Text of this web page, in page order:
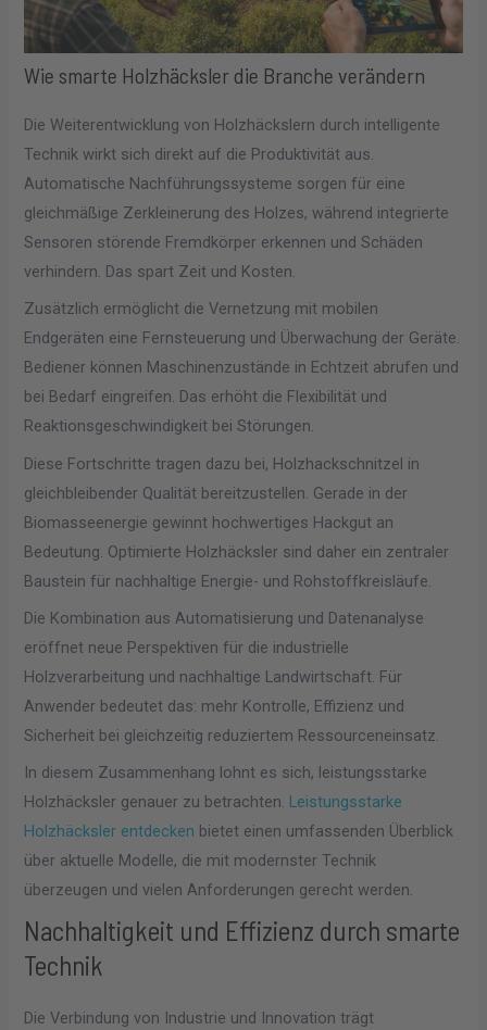
Wie smarte Holzhäcksler die Branche verändern
Die Weiterentwicklung von Holzhäckslern durch intelligente
Technik wirkt sich direkt auf die Produktivität aus.
Automatische Nachführungssysteme sorgen für eine
gleichmäßige Zerkleinerung des Holzes, während integrierte
Sensoren störende Fremdkörper erkennen und Schäden
verhindern. Das spart Zeit und Kosten.
Zusätzlich ermöglicht die Vernetzung mit mobilen
Endgeräten eine Fernsteuerung und Überwachung der Geräte.
Bediener können Maschinenzustände in Echtzeit abrufen und
bei Bedarf eingreifen. Das erhöht die Flexibilität und
Reaktionsgeschwindigkeit bei Störungen.
Diese Fortschritte tragen dazu bei, Holzhackschnitzel in
gleichbleibender Qualität bereitzustellen. Gerade in der
Biomasseenergie gewinnt hochwertiges Hackgut an
Bedeutung. Optimierte Holzhäcksler sind daher ein zentraler
Baustein für nachhaltige Energie- und Rohstoffkreisläufe.
Die Kombination aus Automatisierung und Datenanalyse
eröffnet neue Perspektiven für die industrielle
Holzverarbeitung und nachhaltige Landwirtschaft. Für
Anwender bedeutet das: mehr Kontrolle, Effizienz und
Sicherheit bei gleichzeitig reduziertem Ressourceneinsatz.
In diesem Zusammenhang lohnt es sich, leistungsstarke
Holzhäcksler genauer zu betrachten. Leistungsstarke
Holzhäcksler entdecken bietet einen umfassenden Überblick
über aktuelle Modelle, die mit modernster Technik
überzeugen und vielen Anforderungen gerecht werden.
Nachhaltigkeit und Effizienz durch smarte
Technik
Die Verbindung von Industrie und Innovation trägt